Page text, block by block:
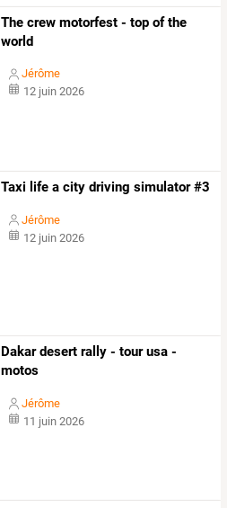
The crew motorfest - top of the
world
Jérôme
12 juin 2026
Taxi life a city driving simulator #3
Jérôme
12 juin 2026
Dakar desert rally - tour usa -
motos
Jérôme
11 juin 2026